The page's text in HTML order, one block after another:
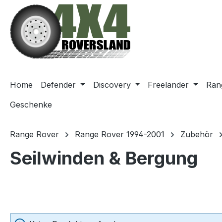
Hauptinhalt springen
Zur Suche springen
Zur Hauptnavigation springen
Home Defender Discovery Freelander
Geschenke
Range Rover Range Rover 1994-2001 Zubehör
Seilwinden & Bergung